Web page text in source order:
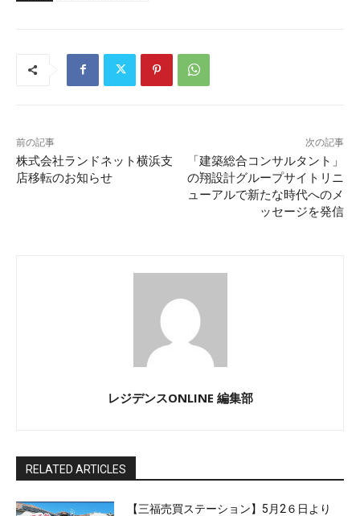
前の記事
株式会社ランドネット横浜支
店移転のお知らせ
次の記事
「建築総合コンサルタント」
の翔設計グループサイトリニ
ューアルで新たな時代へのメ
ッセージを発信
レジデンスONLINE 編集部
RELATED ARTICLES
【三福売買ステーション】5月2６日より